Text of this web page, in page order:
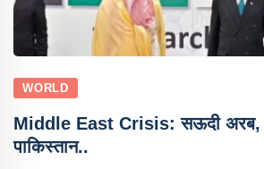
WORLD
Middle East Crisis: सऊदी अरब,
पाकिस्तान..